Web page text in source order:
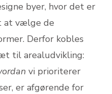
byer, hvor det er
at vælge de
Derfor kobles
til arealudvikling:
vi prioriterer
er afgørende for